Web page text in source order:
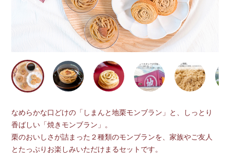
なめらかな口どけの「しまんと地栗モンブラン」と、しっとり
香ばしい「焼きモンブラン」。
栗のおいしさが詰まった２種類のモンブランを、家族やご友人
とたっぷりお楽しみいただけまるセットです。